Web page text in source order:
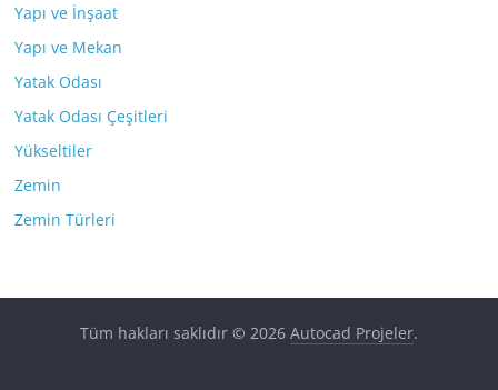
Yapı ve İnşaat
Yapı ve Mekan
Yatak Odası
Yatak Odası Çeşitleri
Yükseltiler
Zemin
Zemin Türleri
Tüm hakları saklıdır © 2026 Autocad Projeler.